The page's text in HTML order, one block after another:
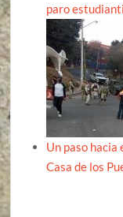
paro
Un paso hacia
Casa de los